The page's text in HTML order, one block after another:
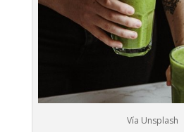
Vía Unsplash